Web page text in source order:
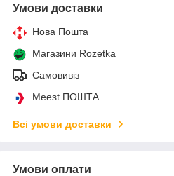
Умови доставки
Нова Пошта
Магазини Rozetka
Самовивіз
Meest ПОШТА
Всі умови доставки
Умови оплати